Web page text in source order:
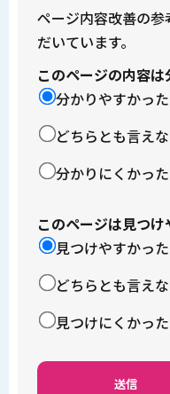
ページ内容改善の
だいています。
このページの内容
分かりやすかった
どちらとも言え
分かりにくかった
このページは見つ
見つけやすかった
どちらとも言え
見つけにくかった